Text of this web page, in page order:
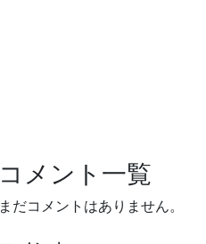
コメント一覧
まだコメントはありません。